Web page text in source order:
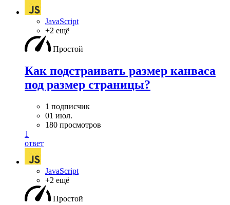
JavaScript
+2 ещё
Простой
Как подстраивать размер канваса
под размер страницы?
1 подписчик
01 июл.
180 просмотров
1
ответ
JavaScript
+2 ещё
Простой